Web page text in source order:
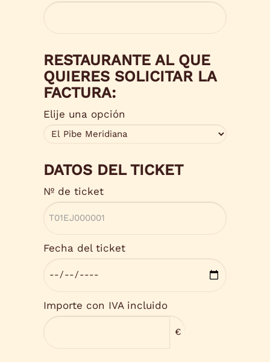
RESTAURANTE AL QUE
QUIERES SOLICITAR LA
FACTURA:
Elije una opción
DATOS DEL TICKET
Nº de ticket
Fecha del ticket
Importe con IVA incluido